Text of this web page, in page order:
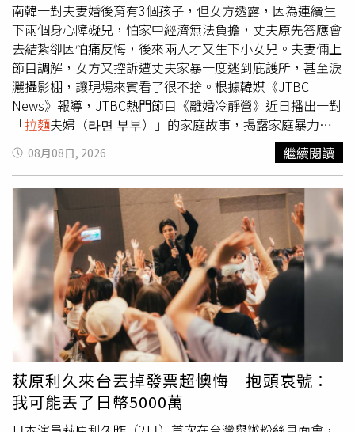
南韓一對夫妻婚後育有3個孩子，但女方透露，因為連續生
下兩個身心障礙兒，怕家中經濟無法負擔，丈夫原先答應會
去結紮卻因怕痛反悔，後來兩人才又生下小女兒。夫妻倆上
節目調解，女方又控訴遭丈夫家暴一度逃到庇護所，甚至淚
灑攝影棚，讓現場來賓看了很不捨。根據韓媒《JTBC
News》報導，JTBC熱門節目《離婚冷靜營》近日播出一對
「拉麵夫婦（라면 부부）」的家庭故事，揭露家庭暴力與
教養偏差等真實問題。這對夫婦婚後育有3個孩子，但大兒
子患有自閉症，二兒子則有認知發展障礙，女方表示，因家
中經濟無法負擔，已經把大兒子送到相關機構照顧。對此，
女方控訴丈夫從來不幫忙照顧小孩，育兒不到30分鐘就想離
開，但節目播出男方與小孩互動的畫面，意外發現小孩與爸
爸比較親近，男方也否認自己沒有照顧小孩。不過女方進一
步抱怨，以兩人的收入根本養不起3個孩子，在兩人有2個兒
子的時候，丈夫原本答應要去做結紮手術，但後來又說怕痛
反悔。男方一席話讓現場女來賓傻眼，為女方叫屈，認為她
都生了3個孩子應該會更痛，但男方馬上答非所問稱「我們
的小女兒很漂亮啊」，馬上又遭到女來賓回嗆，「生了要一
起照顧啊」。接著女方控訴遭丈夫家暴，男方則否認表示不
記得；但女方透露，她一度因為家暴逃到庇護所，說到一半
當場哭出來，更痛苦直呼「真的好累」，卻又因為兩人在一
起多年，難以輕易割捨這段感情。◎尊重身體自主權，請撥
08月08日, 2026 繼續閱讀
萩原利久來台丟掉發票超懊悔 抱頭哀號：
我可能丟了日幣5000萬